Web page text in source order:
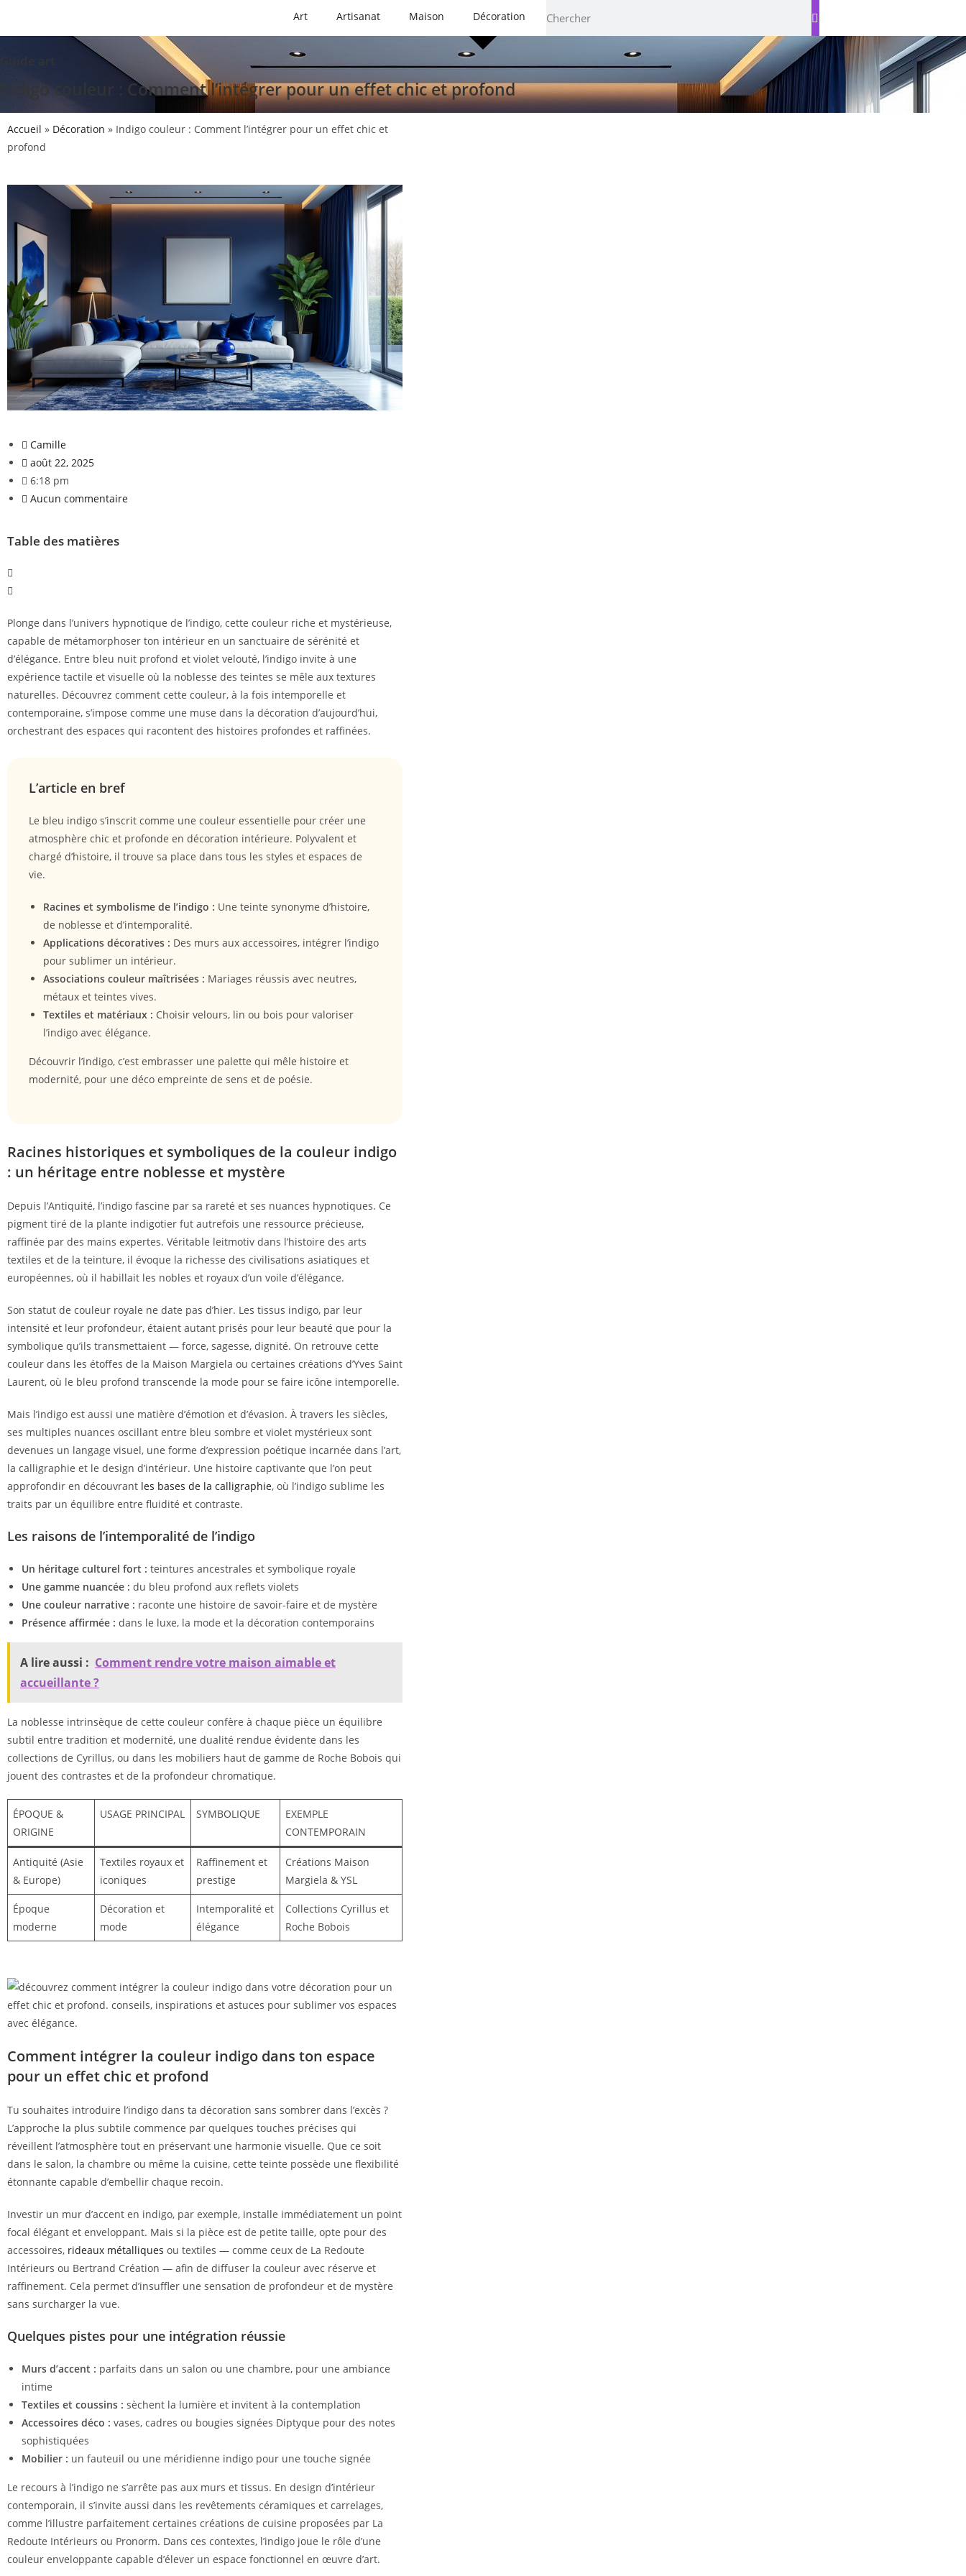
Art Artisanat Maison Décoration
Indigo couleur : Comment l’intégrer pour un effet chic et profond
Accueil » Décoration » Indigo couleur : Comment l’intégrer pour un effet chic et
profond
Camille
août 22, 2025
6:18 pm
Aucun commentaire
Table des matières
Plonge dans l’univers hypnotique de l’indigo, cette couleur riche et mystérieuse,
capable de métamorphoser ton intérieur en un sanctuaire de sérénité et
d’élégance. Entre bleu nuit profond et violet velouté, l’indigo invite à une
expérience tactile et visuelle où la noblesse des teintes se mêle aux textures
naturelles. Découvrez comment cette couleur, à la fois intemporelle et
contemporaine, s’impose comme une muse dans la décoration d’aujourd’hui,
orchestrant des espaces qui racontent des histoires profondes et raffinées.
L’article en bref
Le bleu indigo s’inscrit comme une couleur essentielle pour créer une
atmosphère chic et profonde en décoration intérieure. Polyvalent et
chargé d’histoire, il trouve sa place dans tous les styles et espaces de
vie.
Racines et symbolisme de l’indigo : Une teinte synonyme d’histoire,
de noblesse et d’intemporalité.
Applications décoratives : Des murs aux accessoires, intégrer l’indigo
pour sublimer un intérieur.
Associations couleur maîtrisées : Mariages réussis avec neutres,
métaux et teintes vives.
Textiles et matériaux : Choisir velours, lin ou bois pour valoriser
l’indigo avec élégance.
Découvrir l’indigo, c’est embrasser une palette qui mêle histoire et
modernité, pour une déco empreinte de sens et de poésie.
Racines historiques et symboliques de la couleur indigo
: un héritage entre noblesse et mystère
Depuis l’Antiquité, l’indigo fascine par sa rareté et ses nuances hypnotiques. Ce
pigment tiré de la plante indigotier fut autrefois une ressource précieuse,
raffinée par des mains expertes. Véritable leitmotiv dans l’histoire des arts
textiles et de la teinture, il évoque la richesse des civilisations asiatiques et
européennes, où il habillait les nobles et royaux d’un voile d’élégance.
Son statut de couleur royale ne date pas d’hier. Les tissus indigo, par leur
intensité et leur profondeur, étaient autant prisés pour leur beauté que pour la
symbolique qu’ils transmettaient — force, sagesse, dignité. On retrouve cette
couleur dans les étoffes de la Maison Margiela ou certaines créations d’Yves Saint
Laurent, où le bleu profond transcende la mode pour se faire icône intemporelle.
Mais l’indigo est aussi une matière d’émotion et d’évasion. À travers les siècles,
ses multiples nuances oscillant entre bleu sombre et violet mystérieux sont
devenues un langage visuel, une forme d’expression poétique incarnée dans l’art,
la calligraphie et le design d’intérieur. Une histoire captivante que l’on peut
approfondir en découvrant les bases de la calligraphie, où l’indigo sublime les
traits par un équilibre entre fluidité et contraste.
Les raisons de l’intemporalité de l’indigo
Un héritage culturel fort : teintures ancestrales et symbolique royale
Une gamme nuancée : du bleu profond aux reflets violets
Une couleur narrative : raconte une histoire de savoir-faire et de mystère
Présence affirmée : dans le luxe, la mode et la décoration contemporains
A lire aussi : Comment rendre votre maison aimable et
accueillante ?
La noblesse intrinsèque de cette couleur confère à chaque pièce un équilibre
subtil entre tradition et modernité, une dualité rendue évidente dans les
collections de Cyrillus, ou dans les mobiliers haut de gamme de Roche Bobois qui
jouent des contrastes et de la profondeur chromatique.
ÉPOQUE &
ORIGINE
USAGE PRINCIPAL SYMBOLIQUE
EXEMPLE
CONTEMPORAIN
Antiquité (Asie
& Europe)
Textiles royaux et
iconiques
Raffinement et
prestige
Créations Maison
Margiela & YSL
Époque
moderne
Décoration et
mode
Intemporalité et
élégance
Collections Cyrillus et
Roche Bobois
Comment intégrer la couleur indigo dans ton espace
pour un effet chic et profond
Tu souhaites introduire l’indigo dans ta décoration sans sombrer dans l’excès ?
L’approche la plus subtile commence par quelques touches précises qui
réveillent l’atmosphère tout en préservant une harmonie visuelle. Que ce soit
dans le salon, la chambre ou même la cuisine, cette teinte possède une flexibilité
étonnante capable d’embellir chaque recoin.
Investir un mur d’accent en indigo, par exemple, installe immédiatement un point
focal élégant et enveloppant. Mais si la pièce est de petite taille, opte pour des
accessoires, rideaux métalliques ou textiles — comme ceux de La Redoute
Intérieurs ou Bertrand Création — afin de diffuser la couleur avec réserve et
raffinement. Cela permet d’insuffler une sensation de profondeur et de mystère
sans surcharger la vue.
Quelques pistes pour une intégration réussie
Murs d’accent : parfaits dans un salon ou une chambre, pour une ambiance
intime
Textiles et coussins : sèchent la lumière et invitent à la contemplation
Accessoires déco : vases, cadres ou bougies signées Diptyque pour des notes
sophistiquées
Mobilier : un fauteuil ou une méridienne indigo pour une touche signée
Le recours à l’indigo ne s’arrête pas aux murs et tissus. En design d’intérieur
contemporain, il s’invite aussi dans les revêtements céramiques et carrelages,
comme l’illustre parfaitement certaines créations de cuisine proposées par La
Redoute Intérieurs ou Pronorm. Dans ces contextes, l’indigo joue le rôle d’une
couleur enveloppante capable d’élever un espace fonctionnel en œuvre d’art.